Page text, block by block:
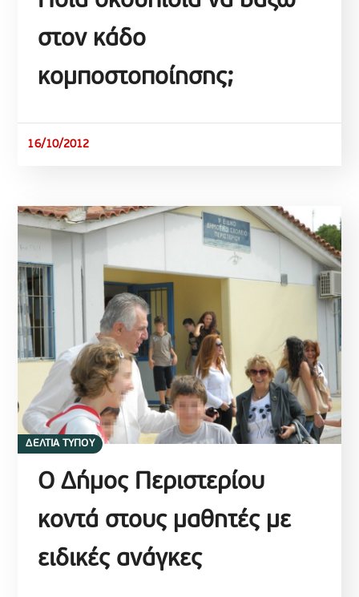
στον κάδο
κομποστοποίησης;
16/10/2012
ΔΕΛΤΙΑ ΤΥΠΟΥ
Ο Δήμος Περιστερίου
κοντά στους μαθητές με
ειδικές ανάγκες